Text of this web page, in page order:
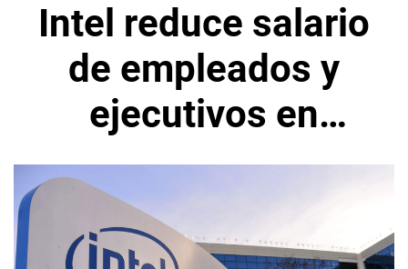
Intel reduce salario
de empleados y
ejecutivos en
medio de la baja
demanda de PC